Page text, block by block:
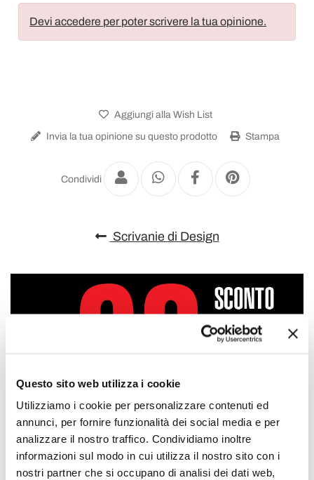
Questo sito web utilizza i cookie
Utilizziamo i cookie per personalizzare contenuti ed
annunci, per fornire funzionalità dei social media e per
analizzare il nostro traffico. Condividiamo inoltre
informazioni sul modo in cui utilizza il nostro sito con i
nostri partner che si occupano di analisi dei dati web,
Devi accedere per poter scrivere la tua opinione.
Aggiungi alla Wish List
Invia la tua opinione su questo prodotto Stampa
Condividi
Scrivanie di Design